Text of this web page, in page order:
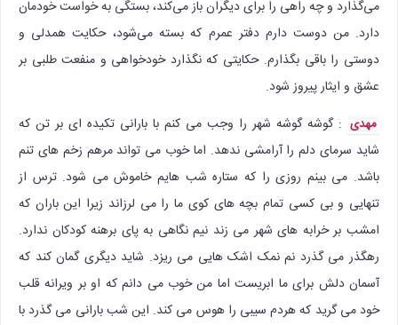
می‌گذارد و چه راهی را برای دیگران باز می‌کند، بستگی به خواست خودمان
دارد. من دوست دارم دفتر عمرم که بسته می‌شود، حکایت همدلی و
دوستی را باقی بگذارم. حکایتی که نگذارد خودخواهی و منفعت طلبی بر
عشق و ایثار پیروز شود.
مهدی : گوشه گوشه شهر را وجب می کنم با بارانی تکیده ای بر تن که
شاید سرمای دلم را آرامشی ندهد. اما خوب می تواند مرهم زخم های تنم
باشد. می بینم روزی را که ستاره شب هایم خاموش می شود. ترس از
تنهایی و بی کسی تمام بچه های کوی ما را می لرزاند زیرا این باران که
امشب بر خرابه های شهر می زند نیم نگاهی به پای برهنه کودکان ندارد.
رهگذر می گذرد نم نمک اشک هایی می ریزد. شاید دیگری گمان کند که
آسمان دلش برای ما ابریست اما من خوب می دانم که او بر ویرانه قلب
خود می گرید که هردم سیبی را هوس می کند. این شب بارانی می گذرد با